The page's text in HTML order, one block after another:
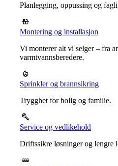
Planlegging, oppussing og
Montering og installasjon
Vi monterer alt vi selger – fra
varmtvannsberedere.
Sprinkler og brannsikring
Trygghet for bolig og familie.
Service og vedlikehold
Driftssikre løsninger og lengre